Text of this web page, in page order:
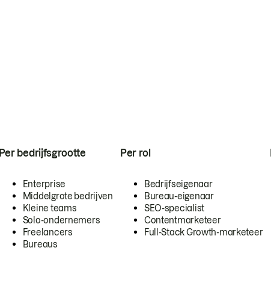
Per bedrijfsgrootte
Enterprise
Middelgrote bedrijven
Kleine teams
Solo-ondernemers
Freelancers
Bureaus
Per rol
Bedrijfseigenaar
Bureau-eigenaar
SEO-specialist
Contentmarketeer
Full-Stack Growth-marketeer